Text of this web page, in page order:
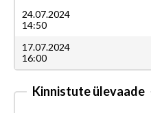
24.07.2024
14:50
17.07.2024
16:00
Kinnistute ülevaade